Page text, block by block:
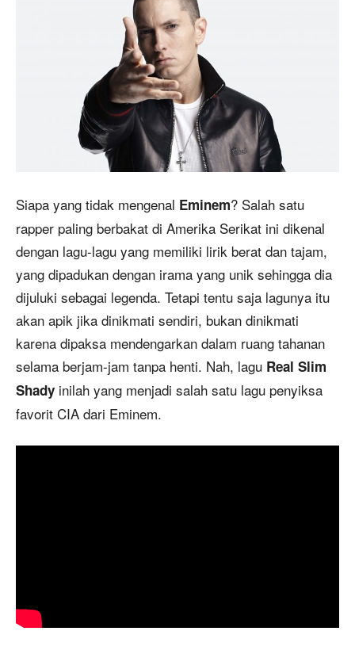
Siapa yang tidak mengenal Eminem? Salah satu
rapper paling berbakat di Amerika Serikat ini dikenal
dengan lagu-lagu yang memiliki lirik berat dan tajam,
yang dipadukan dengan irama yang unik sehingga dia
dijuluki sebagai legenda. Tetapi tentu saja lagunya itu
akan apik jika dinikmati sendiri, bukan dinikmati
karena dipaksa mendengarkan dalam ruang tahanan
selama berjam-jam tanpa henti. Nah, lagu Real Slim
Shady inilah yang menjadi salah satu lagu penyiksa
favorit CIA dari Eminem.